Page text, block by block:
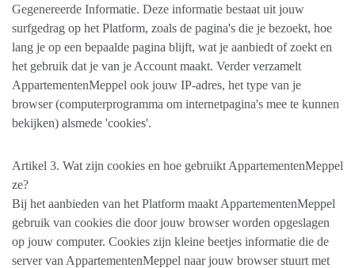
Gegenereerde Informatie. Deze informatie bestaat uit jouw
surfgedrag op het Platform, zoals de pagina's die je bezoekt, hoe
lang je op een bepaalde pagina blijft, wat je aanbiedt of zoekt en
het gebruik dat je van je Account maakt. Verder verzamelt
AppartementenMeppel ook jouw IP-adres, het type van je
browser (computerprogramma om internetpagina's mee te kunnen
bekijken) alsmede 'cookies'.
Artikel 3. Wat zijn cookies en hoe gebruikt AppartementenMeppel
ze?
Bij het aanbieden van het Platform maakt AppartementenMeppel
gebruik van cookies die door jouw browser worden opgeslagen
op jouw computer. Cookies zijn kleine beetjes informatie die de
server van AppartementenMeppel naar jouw browser stuurt met